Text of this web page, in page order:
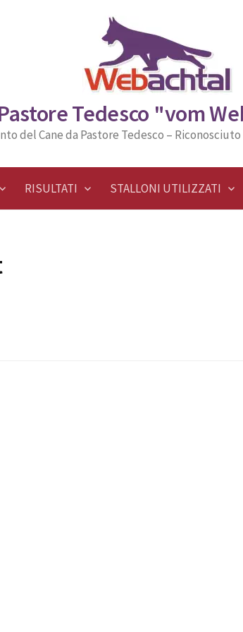
Tedesco "vom
del Cane da Pastore Tedesco – Riconosciuto
RISULTATI STALLONI UTILIZZATI